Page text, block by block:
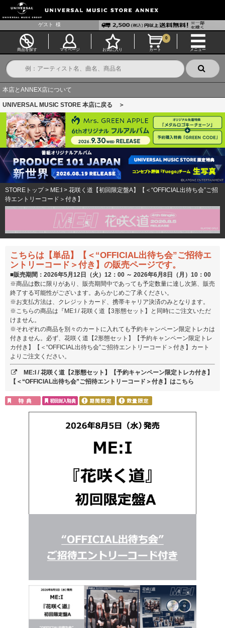
ゲスト 様
商品を探す マイページ お気に入り カート
0
メニュー
本店とANNEX店について
UNIVERSAL MUSIC STORE 本店に戻る ＞
STOREトップ> ME:I > 花咲く道【初回限定盤A】【＜“OFFICIAL出待ち会”ご招
待エントリーコード＞付き】
こちらは【単品】【＜“OFFICIAL出待ち会”ご招待エ
ントリーコード＞付き】の販売ページです。
■販売期間：2026年5月12日（火）12：00 ～ 2026年6月8日（月）10：00
※商品は数に限りがあり、販売期間中であっても予定数量に達し次第、販売
終了する可能性がございます。あらかじめご了承ください。
※お支払方法は、クレジットカード、携帯キャリア決済のみとなります。
※こちらの商品は『ME:I / 花咲く道【3形態セット】と同時にご注文いただ
けません。
※それぞれの商品を別々のカートに入れても予約キャンペーン限定トレカは
付きません。必ず、花咲く道【2形態セット】【予約キャンペーン限定トレ
カ付き】【＜“OFFICIAL出待ち会”ご招待エントリーコード＞付き】カート
よりご注文ください。
ME:I / 花咲く道【2形態セット】【予約キャンペーン限定トレカ付き】
【＜“OFFICIAL出待ち会”ご招待エントリーコード＞付き】はこちら